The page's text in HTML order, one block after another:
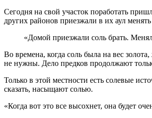
Сегодня на свой участок поработать
других районов приезжали в их аул
«Домой приезжали соль брать.
Во времена, когда соль была на вес
не нужны. Дело предков продолжают
Только в этой местности есть солевые
сказать, насыщают солью.
«Когда вот это все высохнет, она будет